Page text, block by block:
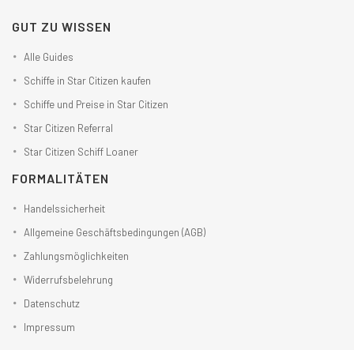
GUT ZU WISSEN
Alle Guides
Schiffe in Star Citizen kaufen
Schiffe und Preise in Star Citizen
Star Citizen Referral
Star Citizen Schiff Loaner
FORMALITÄTEN
Handelssicherheit
Allgemeine Geschäftsbedingungen (AGB)
Zahlungsmöglichkeiten
Widerrufsbelehrung
Datenschutz
Impressum